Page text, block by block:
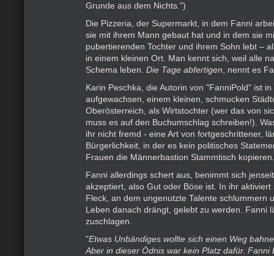
Grunde aus dem Nichts.")
Die Pizzeria, der Supermarkt, in dem Fanni
sie mit ihrem Mann gebaut hat und in dem sie
pubertierenden Tochter und ihrem Sohn lebt –
in einem kleinen Ort. Man kennt sich, weil alle
Schema leben. Die Tage abfertigen , nennt es
Karin Peschka, die Autorin von "FanniPold" ist
aufgewachsen, einem kleinen, schmucken
Oberösterreich, als Wirtstochter (wer das von
muss es auf den Buchumschlag schreiben!).
ihr nicht fremd - eine Art von fortgeschrittener,
Bürgerlichkeit, in der es kein politisches
Frauen die Männerbastion Stammtisch kopieren.
Fanni allerdings schert aus, benimmt sich
akzeptiert, also Gut oder Böse ist. In ihr aktiviert
Fleck, an dem ungenutzte Talente schlummern
Leben danach drängt, gelebt zu werden. Fanni
zuschlagen.
"Etwas Unbändiges wollte sich einen Weg
Aber in dieser Ödnis war kein Platz dafür. Fanni